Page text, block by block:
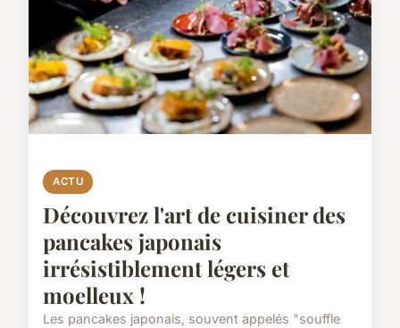
ACTU
Découvrez l'art de cuisiner des
pancakes japonais
irrésistiblement légers et
moelleux !
Les pancakes japonais, souvent appelés "souffle